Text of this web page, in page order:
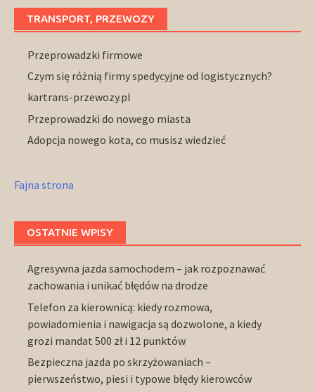
TRANSPORT, PRZEWOZY
Przeprowadzki firmowe
Czym się różnią firmy spedycyjne od logistycznych?
kartrans-przewozy.pl
Przeprowadzki do nowego miasta
Adopcja nowego kota, co musisz wiedzieć
Fajna strona
OSTATNIE WPISY
Agresywna jazda samochodem – jak rozpoznawać
zachowania i unikać błędów na drodze
Telefon za kierownicą: kiedy rozmowa,
powiadomienia i nawigacja są dozwolone, a kiedy
grozi mandat 500 zł i 12 punktów
Bezpieczna jazda po skrzyżowaniach –
pierwszeństwo, piesi i typowe błędy kierowców